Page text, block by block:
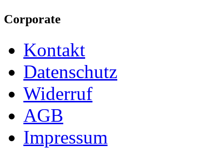
Corporate
Kontakt
Datenschutz
Widerruf
AGB
Impressum